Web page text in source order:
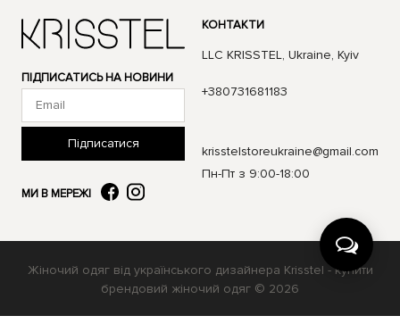
ПІДПИСАТИСЬ НА НОВИНИ
Підписатися
МИ В МЕРЕЖІ
КОНТАКТИ
LLC KRISSTEL, Ukraine, Kyiv
+380731681183
krisstelstoreukraine@gmail.com
Пн-Пт з 9:00-18:00
Жіночий одяг від українського дизайнера Krisstel - купити
брендовий жіночий одяг © 2026